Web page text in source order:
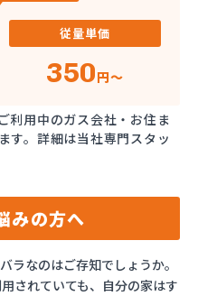
従量単価
350円～
利用中のガス会社・お住ま
す。詳細は当社専門スタッ
みの方へ
ラなのはご存知でしょうか。
されていても、自分の家はす